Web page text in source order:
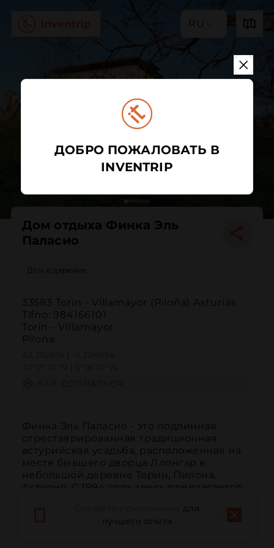
RU
Дом отдыха Финка Эль
Паласио
Дом в деревне
33583 Torín - Villamayor (Piloña) Asturias
Tlfno: 984166101
Torín - Villamayor
Piloña
Финка Эль Паласио - это подлинная
отреставрированная традиционная
астурийская усадьба, расположенная на
месте бывшего дворца Ллонгар в
небольшой деревне Торин, Пилона,
Астурия. С 1994 года здесь предлагается
возможностью аренды всего д...
для
лучшего опыта
ДОБРО ПОЖАЛОВАТЬ В
INVENTRIP